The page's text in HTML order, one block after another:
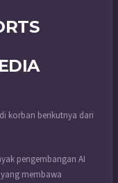
korban berikutnya dari
pengembangan AI
membawa